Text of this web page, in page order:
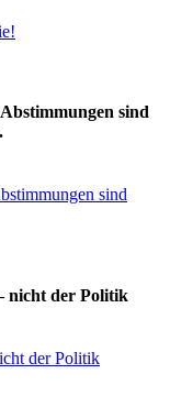
sind
sind
nicht der Politik
der Politik